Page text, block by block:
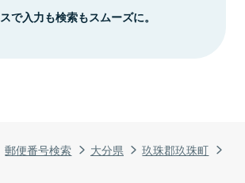
郵便番号検索 大分県
玖珠郡玖珠町
で入力も検索もスムーズに。